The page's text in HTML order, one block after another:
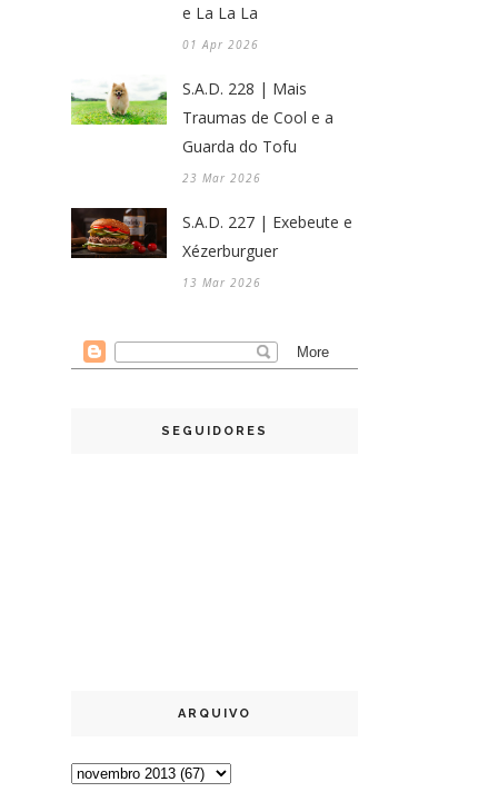
e La La La
01 Apr 2026
S.A.D. 228 | Mais
Traumas de Cool e a
Guarda do Tofu
23 Mar 2026
S.A.D. 227 | Exebeute e
Xézerburguer
13 Mar 2026
SEGUIDORES
ARQUIVO